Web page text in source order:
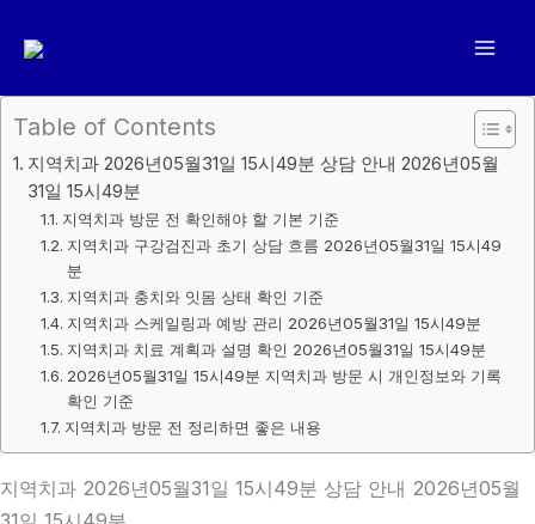
너
Table of Contents
지역치과 2026년05월31일 15시49분 상담 안내 2026년05월
31일 15시49분
지역치과 방문 전 확인해야 할 기본 기준
지역치과 구강검진과 초기 상담 흐름 2026년05월31일 15시49
분
지역치과 충치와 잇몸 상태 확인 기준
지역치과 스케일링과 예방 관리 2026년05월31일 15시49분
지역치과 치료 계획과 설명 확인 2026년05월31일 15시49분
2026년05월31일 15시49분 지역치과 방문 시 개인정보와 기록
확인 기준
지역치과 방문 전 정리하면 좋은 내용
지역치과 2026년05월31일 15시49분 상담 안내 2026년05월